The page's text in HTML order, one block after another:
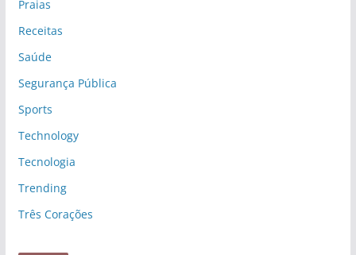
Praias
Receitas
Saúde
Segurança Pública
Sports
Technology
Tecnologia
Trending
Três Corações